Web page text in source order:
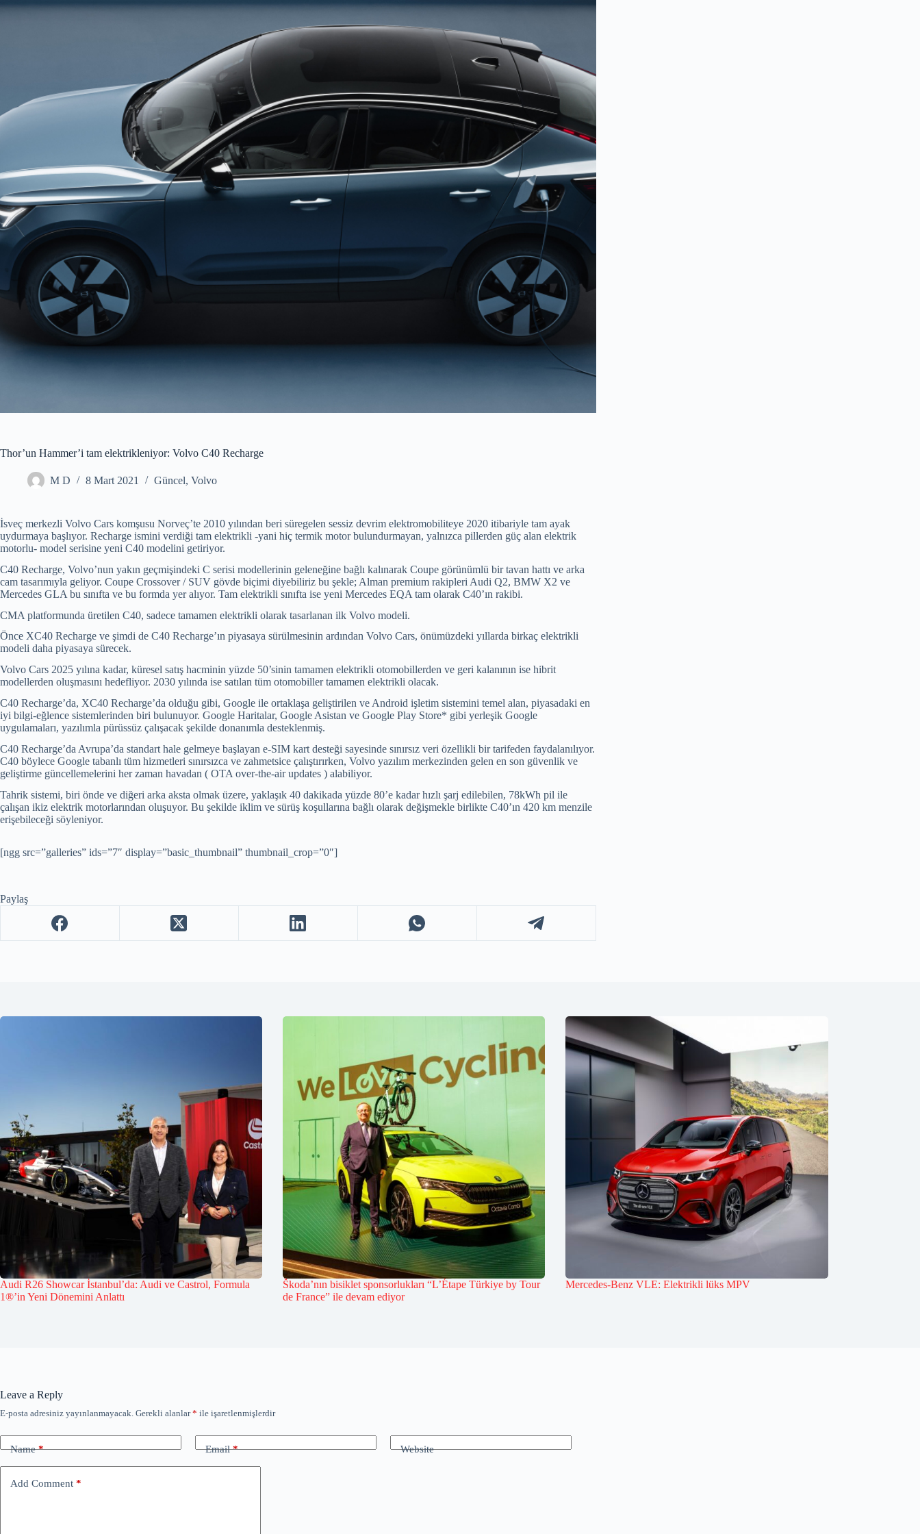
Thor’un Hammer’i tam elektrikleniyor: Volvo C40 Recharge
M D 8 Mart 2021 Güncel, Volvo
İsveç merkezli Volvo Cars komşusu Norveç’te 2010 yılından beri süregelen sessiz devrim elektromobiliteye 2020 itibariyle tam ayak
uydurmaya başlıyor. Recharge ismini verdiği tam elektrikli -yani hiç termik motor bulundurmayan, yalnızca pillerden güç alan elektrik
motorlu- model serisine yeni C40 modelini getiriyor.
C40 Recharge, Volvo’nun yakın geçmişindeki C serisi modellerinin geleneğine bağlı kalınarak Coupe görünümlü bir tavan hattı ve arka
cam tasarımıyla geliyor. Coupe Crossover / SUV gövde biçimi diyebiliriz bu şekle; Alman premium rakipleri Audi Q2, BMW X2 ve
Mercedes GLA bu sınıfta ve bu formda yer alıyor. Tam elektrikli sınıfta ise yeni Mercedes EQA tam olarak C40’ın rakibi.
CMA platformunda üretilen C40, sadece tamamen elektrikli olarak tasarlanan ilk Volvo modeli.
Önce XC40 Recharge ve şimdi de C40 Recharge’ın piyasaya sürülmesinin ardından Volvo Cars, önümüzdeki yıllarda birkaç elektrikli
modeli daha piyasaya sürecek.
Volvo Cars 2025 yılına kadar, küresel satış hacminin yüzde 50’sinin tamamen elektrikli otomobillerden ve geri kalanının ise hibrit
modellerden oluşmasını hedefliyor. 2030 yılında ise satılan tüm otomobiller tamamen elektrikli olacak.
C40 Recharge’da, XC40 Recharge’da olduğu gibi, Google ile ortaklaşa geliştirilen ve Android işletim sistemini temel alan, piyasadaki en
iyi bilgi-eğlence sistemlerinden biri bulunuyor. Google Haritalar, Google Asistan ve Google Play Store* gibi yerleşik Google
uygulamaları, yazılımla pürüssüz çalışacak şekilde donanımla desteklenmiş.
C40 Recharge’da Avrupa’da standart hale gelmeye başlayan e-SIM kart desteği sayesinde sınırsız veri özellikli bir tarifeden faydalanılıyor.
C40 böylece Google tabanlı tüm hizmetleri sınırsızca ve zahmetsice çalıştırırken, Volvo yazılım merkezinden gelen en son güvenlik ve
geliştirme güncellemelerini her zaman havadan ( OTA over-the-air updates ) alabiliyor.
Tahrik sistemi, biri önde ve diğeri arka aksta olmak üzere, yaklaşık 40 dakikada yüzde 80’e kadar hızlı şarj edilebilen, 78kWh pil ile
çalışan ikiz elektrik motorlarından oluşuyor. Bu şekilde iklim ve sürüş koşullarına bağlı olarak değişmekle birlikte C40’ın 420 km menzile
erişebileceği söyleniyor.
[ngg src=”galleries” ids=”7″ display=”basic_thumbnail” thumbnail_crop=”0″]
Paylaş
Audi R26 Showcar İstanbul’da: Audi ve Castrol, Formula
1®’in Yeni Dönemini Anlattı
Škoda’nın bisiklet sponsorlukları “L’Étape Türkiye by Tour
de France” ile devam ediyor
Mercedes-Benz VLE: Elektrikli lüks MPV
Leave a Reply
E-posta adresiniz yayınlanmayacak. Gerekli alanlar* ile işaretlenmişlerdir
Name* Email* Website
Add Comment *